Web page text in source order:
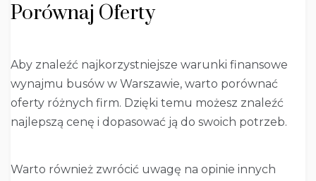
Porównaj Oferty
Aby znaleźć najkorzystniejsze warunki finansowe
wynajmu busów w Warszawie, warto porównać
oferty różnych firm. Dzięki temu możesz znaleźć
najlepszą cenę i dopasować ją do swoich potrzeb.
Warto również zwrócić uwagę na opinie innych